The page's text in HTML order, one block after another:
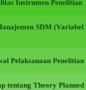
Instrumen Penelitian
SDM
Pelaksanaan Penelitian
tentang Theory